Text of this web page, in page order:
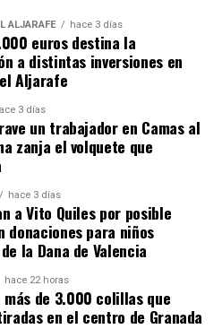
ALJARAFE hace 3 días
euros destina la
a distintas inversiones en
Aljarafe
3 días
un trabajador en Camas al
zanja el volquete que
hace 3 días
a Vito Quiles por posible
donaciones para niños
la Dana de Valencia
hace 22 horas
más de 3.000 colillas que
en el centro de Granada